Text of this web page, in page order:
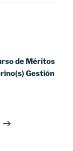
de Méritos
Gestión